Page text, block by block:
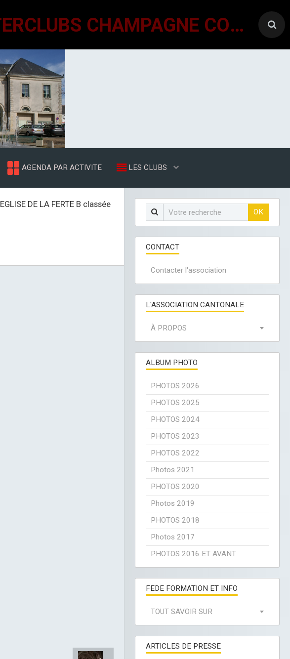
GÉNÉRATIONS MOUVEMENT INTERCLUBS CHAMPAGNE CONLINOISE
AGENDA PAR ACTIVITE LES CLUBS
EGLISE DE LA FERTE B classée
OK
CONTACT
Contacter l'association
L'ASSOCIATION CANTONALE
À PROPOS
ALBUM PHOTO
PHOTOS 2026
PHOTOS 2025
PHOTOS 2024
PHOTOS 2023
PHOTOS 2022
Photos 2021
PHOTOS 2020
Photos 2019
PHOTOS 2018
Photos 2017
PHOTOS 2016 ET AVANT
FEDE FORMATION ET INFO
TOUT SAVOIR SUR
ARTICLES DE PRESSE